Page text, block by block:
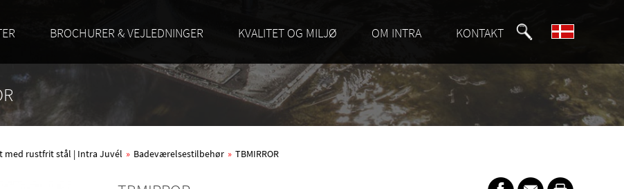
BROCHURER & VEJLEDNINGER KVALITET OG MILJØ OM INTRA KONTAKT
med rustfrit stål | Intra Juvél » Badeværelsestilbehør » TBMIRROR